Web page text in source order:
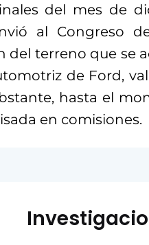
del mes de
al Congreso
del terreno que se
de Ford,
hasta el
en comisiones.